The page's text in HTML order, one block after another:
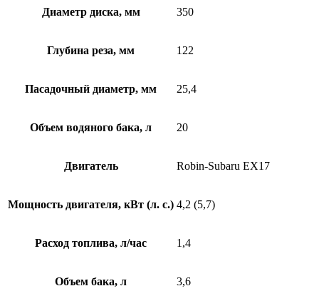
Диаметр диска, мм 350
Глубина реза, мм 122
Пасадочный диаметр, мм 25,4
Объем водяного бака, л 20
Двигатель Robin-Subaru EX17
Мощность двигателя, кВт (л. с.) 4,2 (5,7)
Расход топлива, л/час 1,4
Объем бака, л 3,6